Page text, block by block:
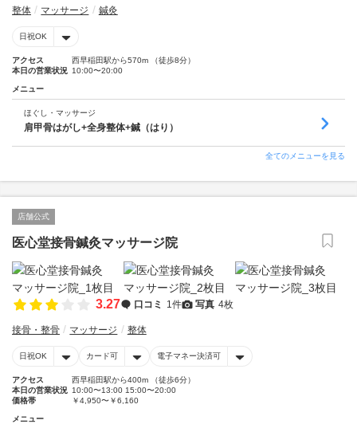
整体 マッサージ 鍼灸
日祝OK
アクセス
西早稲田駅から570m （徒歩8分）
本日の営業状況 10:00〜20:00
メニュー
ほぐし・マッサージ
肩甲骨はがし+全身整体+鍼（はり）
全てのメニューを見る
店舗公式
医心堂接骨鍼灸マッサージ院
3.27 口コミ 1件 写真 4枚
接骨・整骨 マッサージ 整体
日祝OK カード可 電子マネー決済可
アクセス
西早稲田駅から400m （徒歩6分）
本日の営業状況 10:00〜13:00 15:00〜20:00
価格帯
￥4,950〜￥6,160
メニュー